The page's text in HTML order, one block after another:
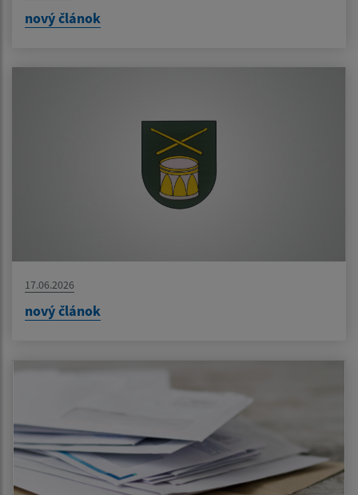
nový článok
17.06.2026
nový článok